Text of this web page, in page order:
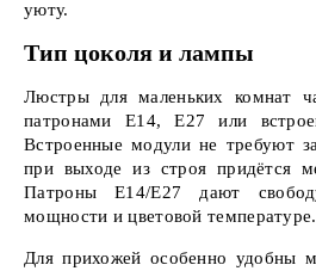
уюту.
Тип цоколя и лампы
Люстры для маленьких комнат
патронами E14, E27 или
Встроенные модули не требуют
при выходе из строя придётся
Патроны E14/E27 дают
мощности и цветовой температуре.
Для прихожей особенно удобны